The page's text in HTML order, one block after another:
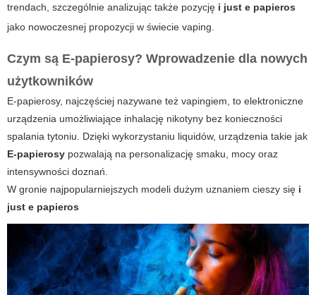
trendach, szczególnie analizując także pozycję i just e papieros
jako nowoczesnej propozycji w świecie vaping.
Czym są E-papierosy? Wprowadzenie dla nowych
użytkowników
E-papierosy, najczęściej nazywane też vapingiem, to elektroniczne
urządzenia umożliwiające inhalację nikotyny bez konieczności
spalania tytoniu. Dzięki wykorzystaniu liquidów, urządzenia takie jak
E-papierosy pozwalają na personalizację smaku, mocy oraz
intensywności doznań.
W gronie najpopularniejszych modeli dużym uznaniem cieszy się i
just e papieros